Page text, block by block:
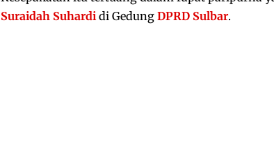
Suraidah Suhardi di Gedung DPRD Sulbar.